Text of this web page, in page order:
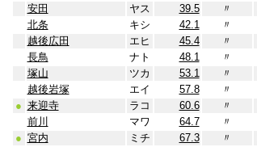
安田
ヤス 39.5 〃
北条
キシ 42.1 〃
越後広田
エヒ 45.4 〃
長鳥
ナト 48.1 〃
塚山
ツカ 53.1 〃
越後岩塚
エイ 57.8 〃
● 来迎寺 ラコ 60.6 〃
前川
マワ 64.7 〃
● 宮内 ミチ 67.3 〃